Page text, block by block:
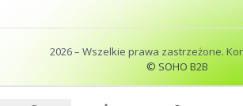
2026– Wszelkie prawa zastrzeżone.
© SOHO B2B